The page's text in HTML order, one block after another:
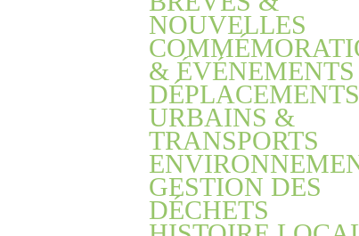
NOUVELLES
& ÉVÉNEMENTS
DÉPLACEMENTS
URBAINS &
TRANSPORTS
GESTION DES
DÉCHETS